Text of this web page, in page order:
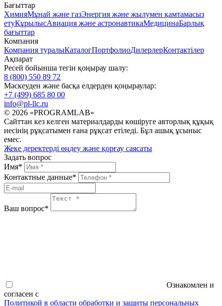
Бағыттар
ХимияМұнай және газЭнергия және жылумен қамтамасыз
етуҚұрылысАвиация және астронавтикаМедицинаБарлық
бағыттар
Компания
Компания туралыКаталогПортфолиоДилерлерКонтактілер
Ақпарат
Ресей бойынша тегін қоңырау шалу:
8 (800) 550 89 72
Мәскеуден және басқа елдерден қоңыраулар:
+7 (499) 685 80 00
info@pl-llc.ru
© 2026 «PROGRAMLAB»
Сайттан кез келген материалдарды көшіруге авторлық құқық
иесінің рұқсатымен ғана рұқсат етіледі. Бұл ашық ұсыныс
емес.
Жеке деректерді өңдеу және қорғау саясаты
Задать вопрос
Имя*
Контактные данные*
Ваш вопрос*
Ознакомлен и
согласен с
Политикой в области обработки и защиты персональных